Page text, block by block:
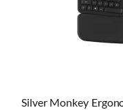
Silver Monkey